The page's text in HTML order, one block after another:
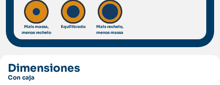
Mais massa,
menos recheio
Equilibrado
Mais recheio,
menos massa
Dimensiones
Con caja